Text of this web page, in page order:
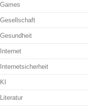
Games
Gesellschaft
Gesundheit
Internet
Internetsicherheit
KI
Literatur